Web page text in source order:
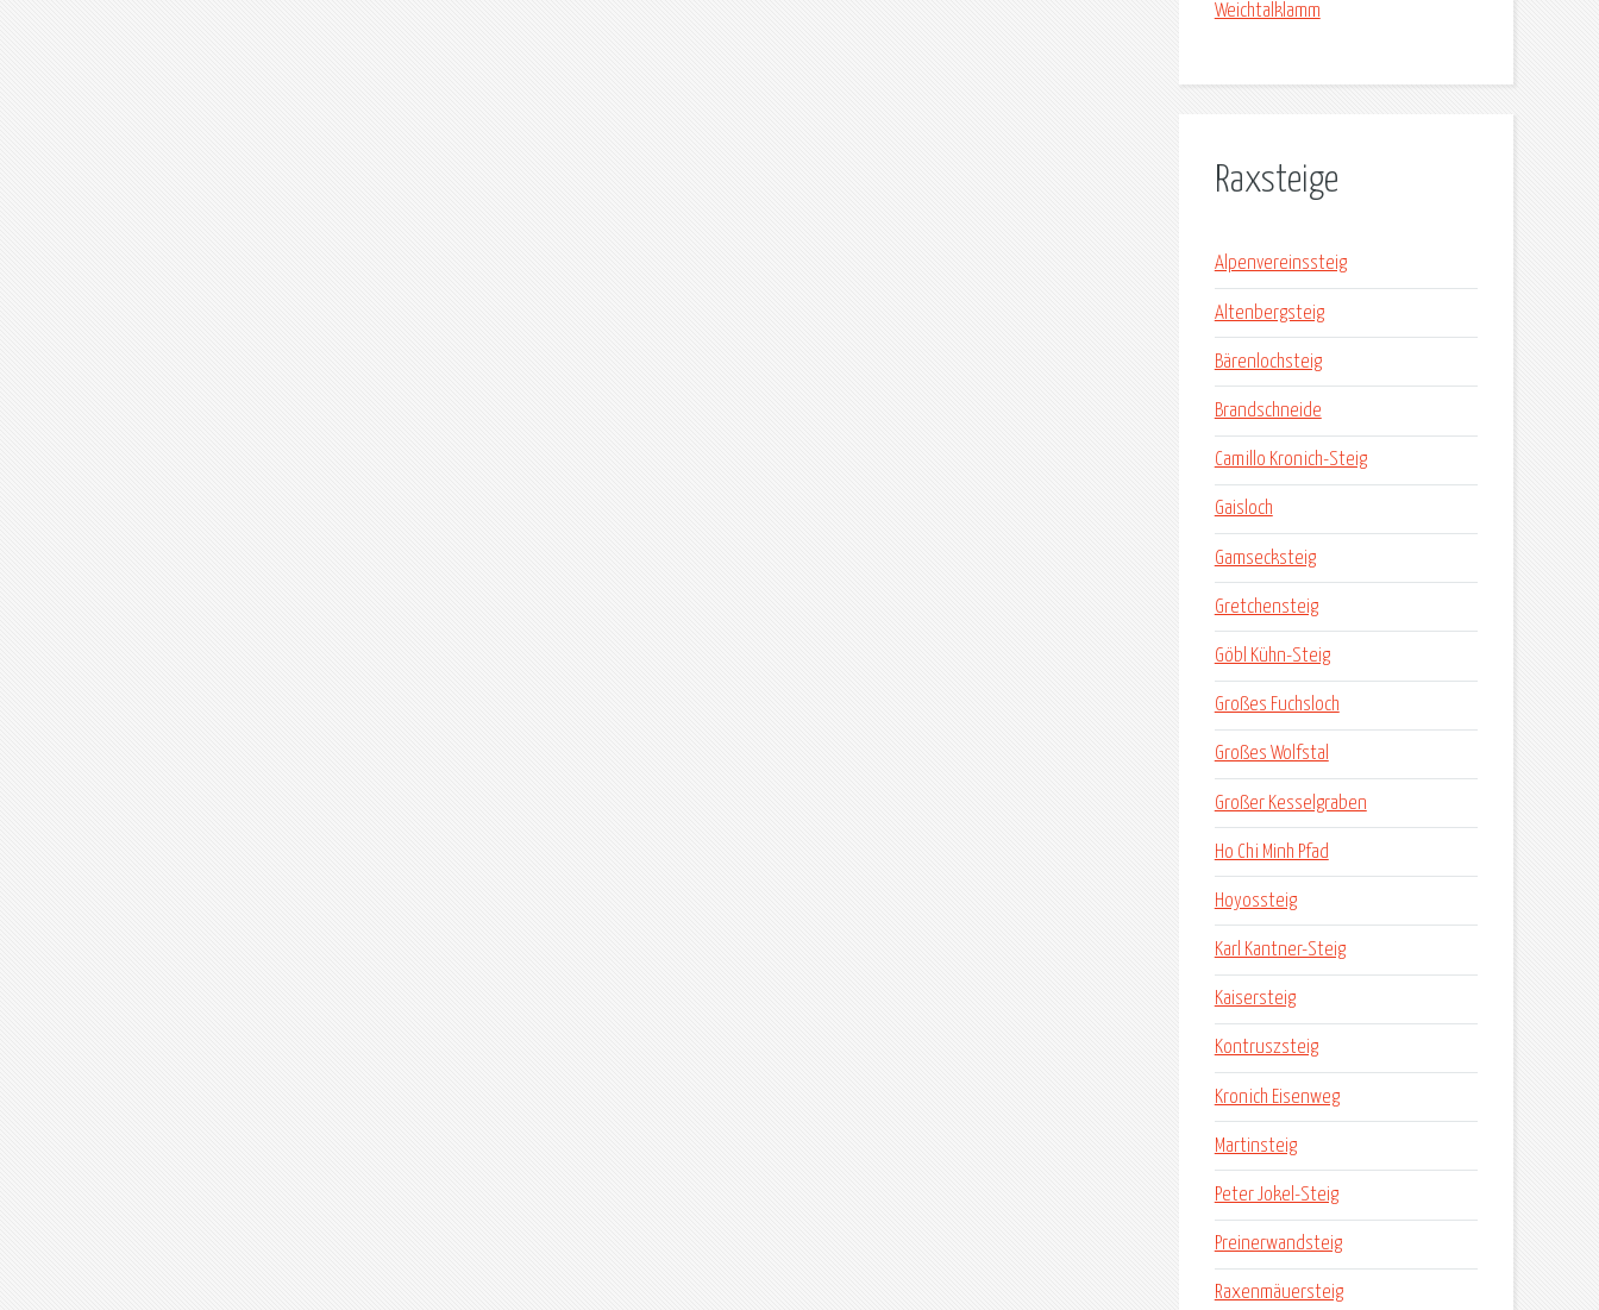
Weichtalklamm
Raxsteige
Alpenvereinssteig
Altenbergsteig
Bärenlochsteig
Brandschneide
Camillo Kronich-Steig
Gaisloch
Gamsecksteig
Gretchensteig
Göbl Kühn-Steig
Großes Fuchsloch
Großes Wolfstal
Großer Kesselgraben
Ho Chi Minh Pfad
Hoyossteig
Karl Kantner-Steig
Kaisersteig
Kontruszsteig
Kronich Eisenweg
Martinsteig
Peter Jokel-Steig
Preinerwandsteig
Raxenmäuersteig